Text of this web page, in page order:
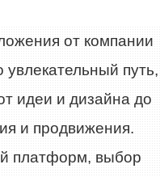
от компании
путь,
идеи и дизайна до
и продвижения.
платформ, выбор